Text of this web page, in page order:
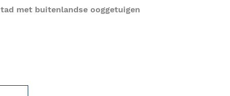
met buitenlandse ooggetuigen